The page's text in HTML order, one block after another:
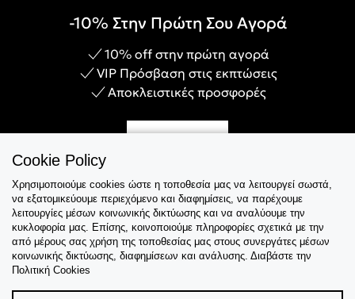
-10% Στην Πρώτη Σου Αγορά
10% off στην πρώτη αγορά
VIP Πρόσβαση στις εκπτώσεις
Αποκλειστικές προσφορές
Εξυπηρέτηση
Collections
Cookie Policy
Χρησιμοποιούμε cookies ώστε η τοποθεσία μας να λειτουργεί σωστά,
να εξατομικεύουμε περιεχόμενο και διαφημίσεις, να παρέχουμε
λειτουργίες μέσων κοινωνικής δικτύωσης και να αναλύουμε την
κυκλοφορία μας. Επίσης, κοινοποιούμε πληροφορίες σχετικά με την
από μέρους σας χρήση της τοποθεσίας μας στους συνεργάτες μέσων
κοινωνικής δικτύωσης, διαφημίσεων και ανάλυσης. Διαβάστε την
Πολιτική Cookies